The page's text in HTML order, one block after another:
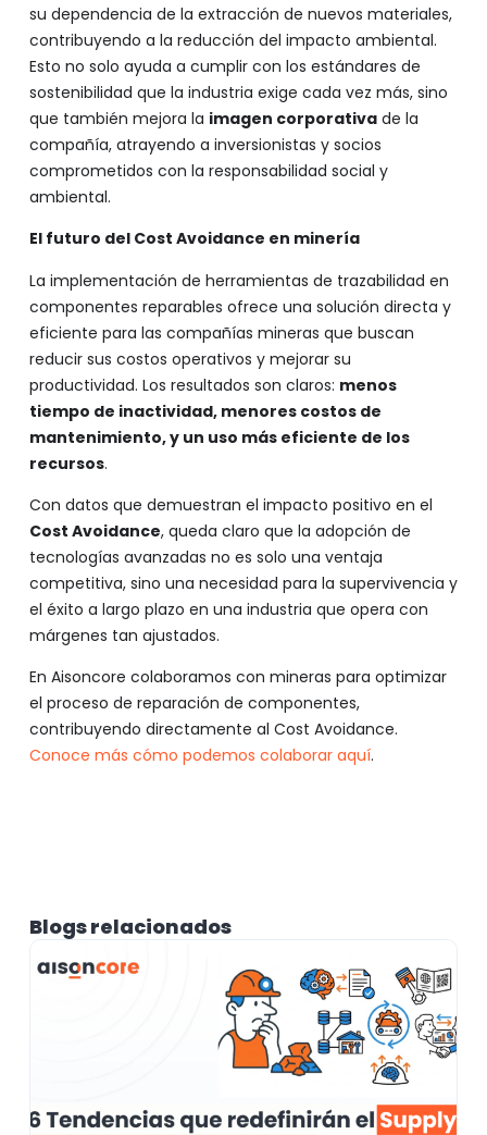
su dependencia de la extracción de nuevos materiales,
contribuyendo a la reducción del impacto ambiental.
Esto no solo ayuda a cumplir con los estándares de
sostenibilidad que la industria exige cada vez más, sino
que también mejora la imagen corporativade la
compañía, atrayendo a inversionistas y socios
comprometidos con la responsabilidad social y
ambiental.
El futuro del Cost Avoidance en minería
La implementación de herramientas de trazabilidad en
componentes reparables ofrece una solución directa y
eficiente para las compañías mineras que buscan
reducir sus costos operativos y mejorar su
productividad. Los resultados son claros: menos
tiempo de inactividad, menores costos de
mantenimiento, y un uso más eficiente de los
recursos.
Con datos que demuestran el impacto positivo en el
Cost Avoidance, queda claro que la adopción de
tecnologías avanzadas no es solo una ventaja
competitiva, sino una necesidad para la supervivencia y
el éxito a largo plazo en una industria que opera con
márgenes tan ajustados.
En Aisoncore colaboramos con mineras para optimizar
el proceso de reparación de componentes,
contribuyendo directamente al Cost Avoidance.
Conoce más cómo podemos colaborar aquí.
Blogs relacionados